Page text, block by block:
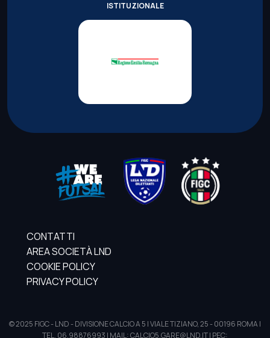
ISTITUZIONALE
CONTATTI
AREA SOCIETÀ LND
COOKIE POLICY
PRIVACY POLICY
© 2025 FIGC - LND - DIVISIONE CALCIO A 5 | VIALE TIZIANO, 25 - 00196 ROMA |
TEL. 06.98876993 | MAIL: CALCIO5.GARE@LND.IT | PEC: